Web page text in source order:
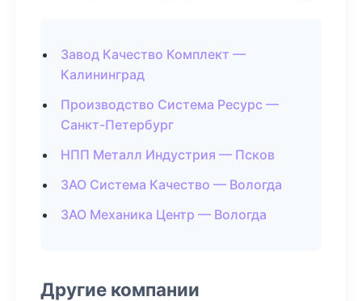
Завод Качество Комплект —
Калининград
Производство Система Ресурс —
Санкт-Петербург
НПП Металл Индустрия — Псков
ЗАО Система Качество — Вологда
ЗАО Механика Центр — Вологда
Другие компании